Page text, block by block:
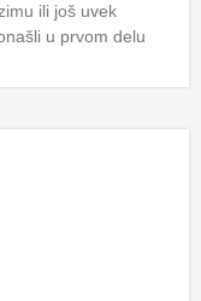
ili još uvek
u prvom delu